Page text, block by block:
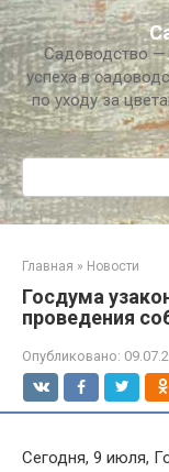
Перейти
к
контентуСадоводство —
успеха в
по уходу за
Поиск:
Главная » Новости
Госдума
проведения
Опубликовано:
Сегодня, 9 июля,